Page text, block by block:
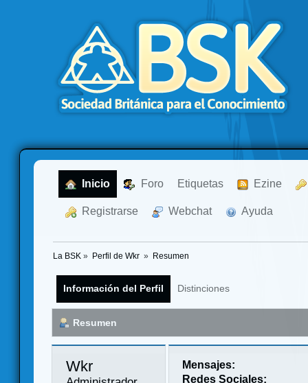
Inicio Foro Etiquetas Ezine
Registrarse Webchat Ayuda
La BSK » Perfil de Wkr » Resumen
Información del Perfil Distinciones
Resumen
Wkr
Mensajes:
Redes Sociales: